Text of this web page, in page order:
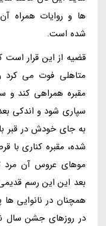
ها و روایات همراه
شده است.
قضیه از این قرار است
متاهلی فوت می کرد
مقبره همراهی کند و
سپاری شود و اندکی
به جای خودش در قبر
شده، مقبره کناری
موهای عروس آن مرد
بعد این این رسم
همچنان در نانوایی
در روزهای جشن